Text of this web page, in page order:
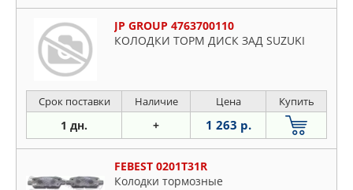
JP GROUP 4763700110
КОЛОДКИ ТОРМ ДИСК ЗАД SUZUKI
Срок поставки Наличие Цена Купить
1 дн. + 1 263 р.
FEBEST 0201T31R
Колодки тормозные